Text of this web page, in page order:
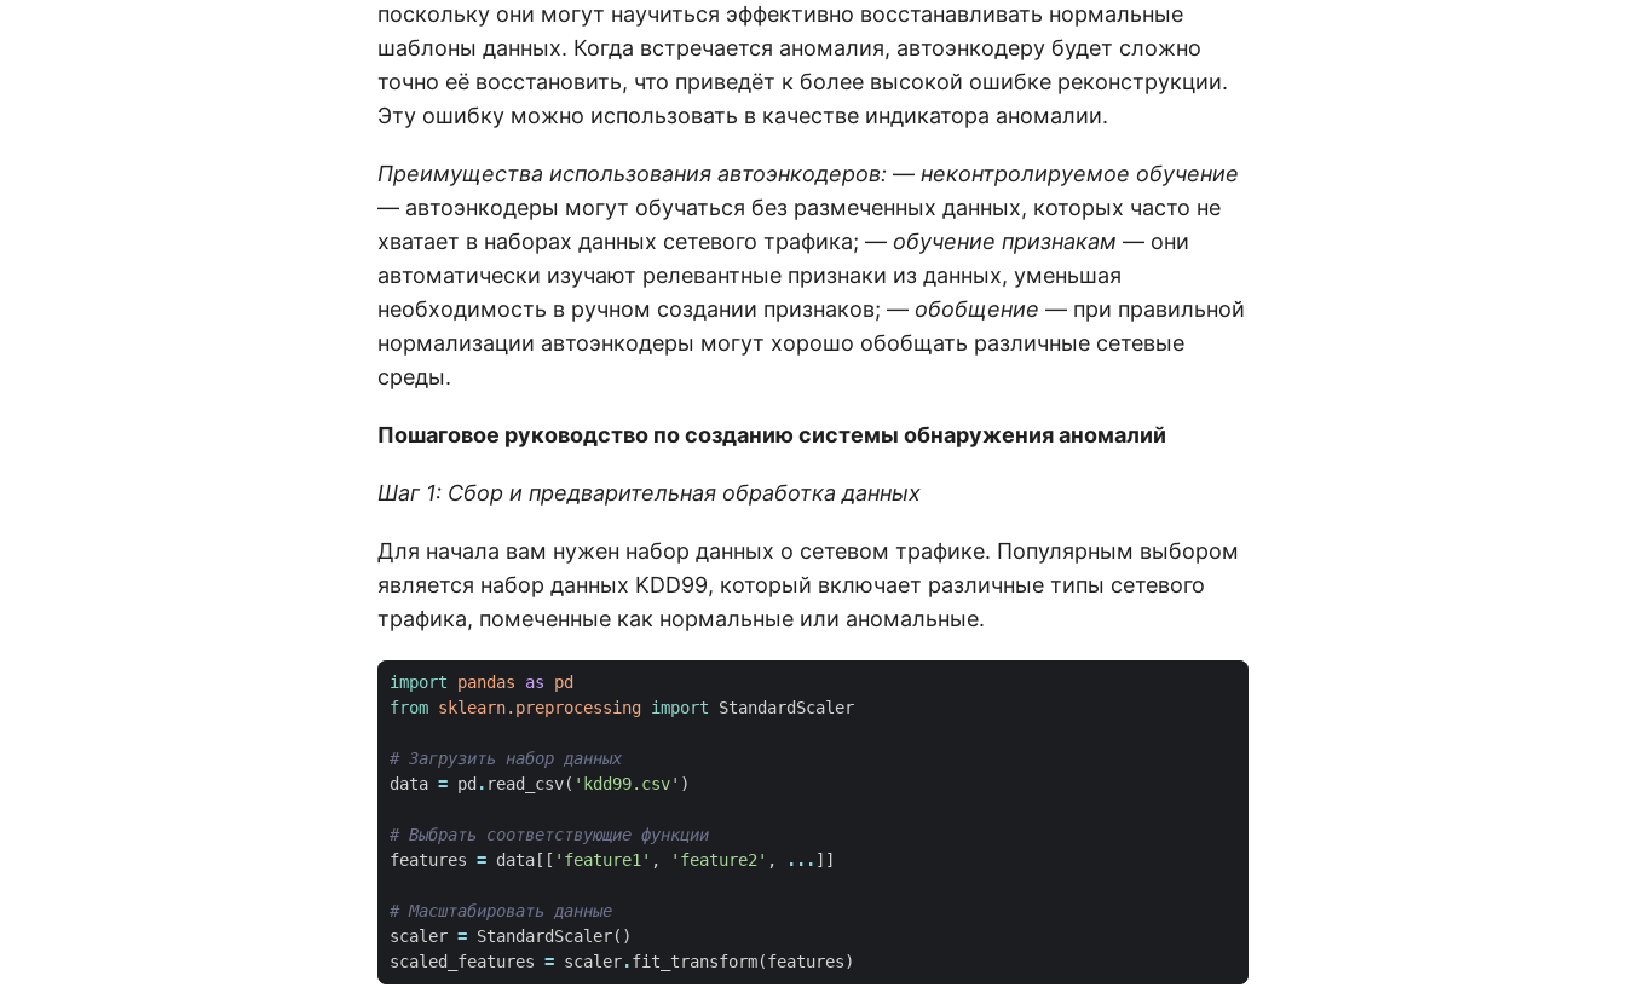
поскольку они могут научиться эффективно восстанавливать нормальные
шаблоны данных. Когда встречается аномалия, автоэнкодеру будет сложно
точно её восстановить, что приведёт к более высокой ошибке реконструкции.
Эту ошибку можно использовать в качестве индикатора аномалии.
Преимущества использования автоэнкодеров: — неконтролируемое обучение
— автоэнкодеры могут обучаться без размеченных данных, которых часто не
хватает в наборах данных сетевого трафика; — обучение признакам — они
автоматически изучают релевантные признаки из данных, уменьшая
необходимость в ручном создании признаков; — обобщение — при правильной
нормализации автоэнкодеры могут хорошо обобщать различные сетевые
среды.
Пошаговое руководство по созданию системы обнаружения аномалий
Шаг 1: Сбор и предварительная обработка данных
Для начала вам нужен набор данных о сетевом трафике. Популярным выбором
является набор данных KDD99, который включает различные типы сетевого
трафика, помеченные как нормальные или аномальные.
import pandas as
pd
from sklearn.preprocessing import StandardScaler
# Загрузить набор данных
data = pd . read_csv( 'kdd99.csv' )
# Выбрать соответствующие функции
features = data [[ 'feature1' , 'feature2' , ... ]]
# Масштабировать данные
scaler = StandardScaler()
scaled_features = scaler.fit_transform(features)